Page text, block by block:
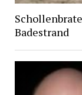
Badestrand